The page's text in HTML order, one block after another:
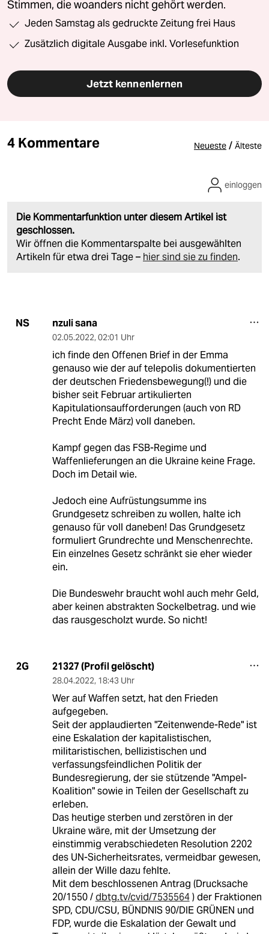
Stimmen, die woanders nicht gehört werden.
Jeden Samstag als gedruckte Zeitung frei Haus
Zusätzlich digitale Ausgabe inkl. Vorlesefunktion
Jetzt kennenlernen
4 Kommentare Neueste / Älteste
Die Kommentarfunktion unter diesem Artikel ist
geschlossen.
Wir öffnen die Kommentarspalte bei ausgewählten
Artikeln für etwa drei Tage – hier sind sie zu finden.
einloggen
NS nzuli sana
02.05.2022, 02:01 Uhr
ich finde den Offenen Brief in der Emma
genauso wie der auf telepolis dokumentierten
der deutschen Friedensbewegung(!) und die
bisher seit Februar artikulierten
Kapitulationsaufforderungen (auch von RD
Precht Ende März) voll daneben.
Kampf gegen das FSB-Regime und
Waffenlieferungen an die Ukraine keine Frage.
Doch im Detail wie.
Jedoch eine Aufrüstungsumme ins
Grundgesetz schreiben zu wollen, halte ich
genauso für voll daneben! Das Grundgesetz
formuliert Grundrechte und Menschenrechte.
Ein einzelnes Gesetz schränkt sie eher wieder
ein.
Die Bundeswehr braucht wohl auch mehr Geld,
aber keinen abstrakten Sockelbetrag. und wie
das rausgescholzt wurde. So nicht!
2G 21327 (Profil gelöscht)
28.04.2022, 18:43 Uhr
Wer auf Waffen setzt, hat den Frieden
aufgegeben.
Seit der applaudierten "Zeitenwende-Rede" ist
eine Eskalation der kapitalistischen,
militaristischen, bellizistischen und
verfassungsfeindlichen Politik der
Bundesregierung, der sie stützende "Ampel-
Koalition" sowie in Teilen der Gesellschaft zu
erleben.
Das heutige sterben und zerstören in der
Ukraine wäre, mit der Umsetzung der
einstimmig verabschiedeten Resolution 2202
des UN-Sicherheitsrates, vermeidbar gewesen,
allein der Wille dazu fehlte.
Mit dem beschlossenen Antrag (Drucksache
20/1550 /dbtg.tv/cvid/7535564) der Fraktionen
SPD, CDU/CSU, BÜNDNIS 90/DIE GRÜNEN und
FDP, wurde die Es­ka­la­ti­on der Gewalt und